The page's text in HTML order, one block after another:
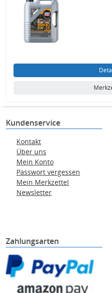
Kundenservice
Kontakt
Über uns
Mein Konto
Passwort vergessen
Mein Merkzettel
Newsletter
Zahlungsarten